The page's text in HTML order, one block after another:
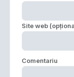
Site web
Comentariu